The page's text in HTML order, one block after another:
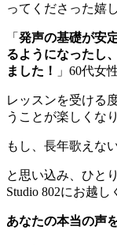
ってくださった嬉
「 発声の基礎が安
るようになったし
ました！
」60代女
レッスンを受ける
うことが楽しくな
もし、長年歌えな
と思い込み、ひと
Studio 802にお越し
あなたの本当の声